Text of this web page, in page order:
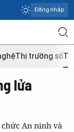
Đăng nhập
Thị trường số
lửa
chức An ninh và